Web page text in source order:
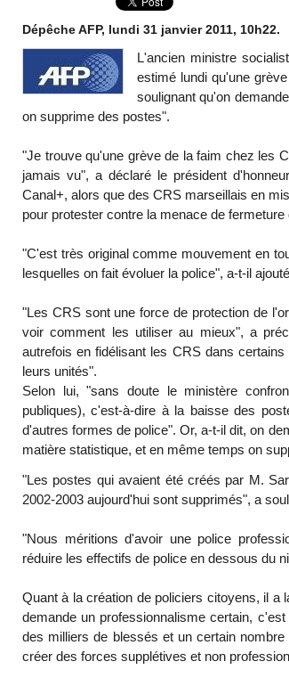
Dépêche AFP, lundi 31 janvier 2011, 10h22.
L'ancien ministre
estimé lundi qu'une
soulignant qu'on
on supprime des postes".
"Je trouve qu'une grève de la faim chez les
jamais vu", a déclaré le président
Canal+, alors que des CRS marseillais en
pour protester contre la menace de fermeture
"C'est très original comme mouvement en
lesquelles on fait évoluer la police", a-t-il
"Les CRS sont une force de protection de
voir comment les utiliser au mieux", a
autrefois en fidélisant les CRS dans
leurs unités".
Selon lui, "sans doute le ministère
publiques), c'est-à-dire à la baisse des
d'autres formes de police". Or, a-t-il dit, on
matière statistique, et en même temps on
"Les postes qui avaient été créés par M.
2002-2003 aujourd'hui sont supprimés", a
"Nous méritions d'avoir une police
réduire les effectifs de police en dessous du
Quant à la création de policiers citoyens, il
demande un professionnalisme certain,
des milliers de blessés et un certain
créer des forces supplétives et non